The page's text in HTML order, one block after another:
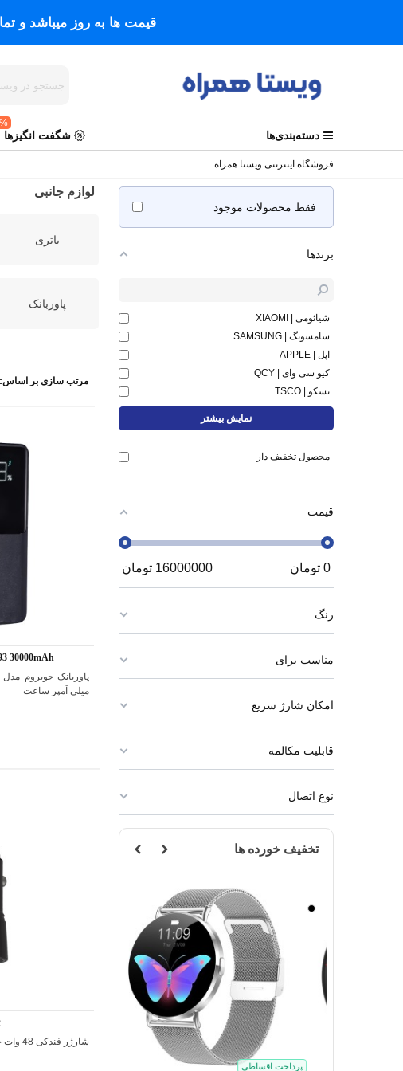
قیمت ها به روز میباشد و
دسته‌بندی‌ها شگفت انگیزها
%
فروشگاه اینترنتی ویستا همراه
فقط محصولات موجود
برندها
شیائومی | XIAOMI
سامسونگ | SAMSUNG
اپل | APPLE
کیو سی وای | QCY
تسکو | TSCO
نمایش بیشتر
محصول تخفیف دار
قیمت
0 تومان 16000000 تومان
رنگ
مناسب برای
امکان شارژ سریع
قابلیت مکالمه
نوع اتصال
تخفیف خورده ها
مشکی
پرداخت اقساطی
لوازم جانبی
باتری
پاوربانک
مرتب سازی بر اساس:
30000mAh
ميلی آمپر ساعت
شارژر فندکی 48 وات جی بی کیو مدل C756962